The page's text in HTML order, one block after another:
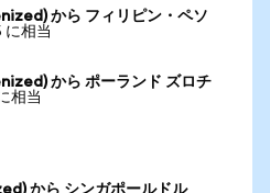
から フィリピン・ペソ
に相当
から ポーランド ズロチ
相当
から シンガポールドル